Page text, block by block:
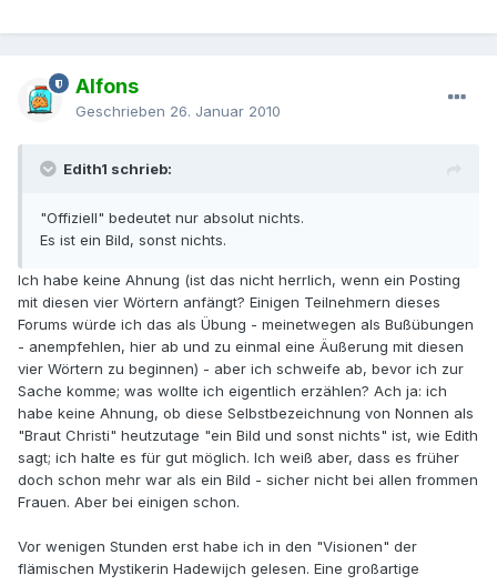
Alfons
Geschrieben 26. Januar 2010
Edith1 schrieb:
"Offiziell" bedeutet nur absolut nichts.
Es ist ein Bild, sonst nichts.
Ich habe keine Ahnung (ist das nicht herrlich, wenn ein Posting
mit diesen vier Wörtern anfängt? Einigen Teilnehmern dieses
Forums würde ich das als Übung - meinetwegen als Bußübungen
- anempfehlen, hier ab und zu einmal eine Äußerung mit diesen
vier Wörtern zu beginnen) - aber ich schweife ab, bevor ich zur
Sache komme; was wollte ich eigentlich erzählen? Ach ja: ich
habe keine Ahnung, ob diese Selbstbezeichnung von Nonnen als
"Braut Christi" heutzutage "ein Bild und sonst nichts" ist, wie Edith
sagt; ich halte es für gut möglich. Ich weiß aber, dass es früher
doch schon mehr war als ein Bild - sicher nicht bei allen frommen
Frauen. Aber bei einigen schon.
Vor wenigen Stunden erst habe ich in den "Visionen" der
flämischen Mystikerin Hadewijch gelesen. Eine großartige